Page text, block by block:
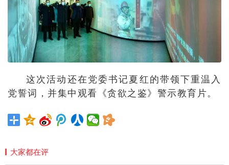
这次活动还在党委书记夏红的带领下重温入
党誓词，并集中观看《贪欲之鉴》警示教育片。
大家都在评